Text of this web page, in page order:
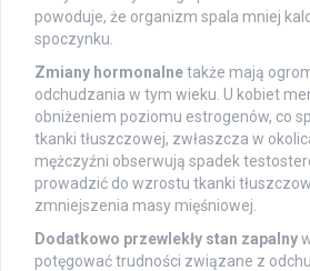
powoduje, że organizm spala mniej
spoczynku.
Zmiany hormonalnetakże mają
odchudzania w tym wieku. U kobiet
obniżeniem poziomu estrogenów, co
tkanki tłuszczowej, zwłaszcza w
mężczyźni obserwują spadek
prowadzić do wzrostu tkanki
zmniejszenia masy mięśniowej.
Dodatkowo przewlekły stan zapalny
potęgować trudności związane z